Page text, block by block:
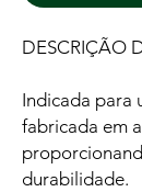
DESCRIÇÃO
Indicada para
fabricada em
durabilidade.